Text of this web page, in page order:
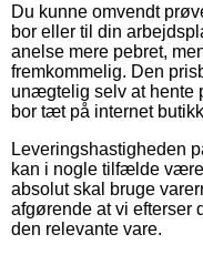
Du kunne omvendt
bor eller til din
anelse mere pebret,
fremkommelig. Den
unægtelig selv at hente
bor tæt på internet
Leveringshastigheden
kan i nogle tilfælde
absolut skal bruge
afgørende at vi efterser
den relevante vare.